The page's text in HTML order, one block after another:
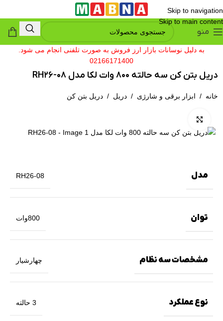
Skip to navigation
Skip to main content
منو
به دلیل نوسانات بازار ارز فروش به صورت تلفنی انجام می شود.
02166171400
دریل بتن کن سه حالته 800 وات لکا مدل RH26-08
خانه / ابزار برقی و شارژی / دریل / دریل بتن کن
مدل RH26-08
توان 800وات
مشخصات سه نظام چهارشیار
نوع عملکرد 3 حالته